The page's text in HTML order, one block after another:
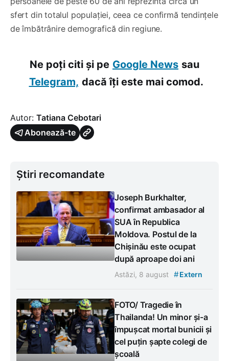
sfert din totalul populației, ceea ce confirmă tendințele
de îmbătrânire demografică din regiune.
Ne poți citi și pe Google News sau
Telegram, dacă îți este mai comod.
Autor: Tatiana Cebotari
Abonează-te
Știri recomandate
Joseph Burkhalter,
confirmat ambasador al
SUA în Republica
Moldova. Postul de la
Chișinău este ocupat
după aproape doi ani
Astăzi, 8 august #Extern
FOTO/ Tragedie în
Thailanda! Un minor și-a
împușcat mortal bunicii și
cel puțin șapte colegi de
școală